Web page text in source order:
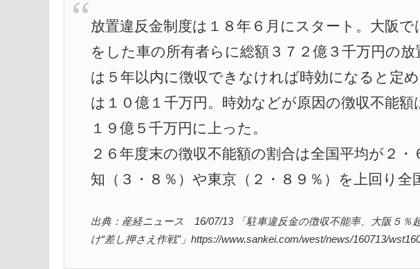
放置違反金制度は１８年６月にスタート。大阪
をした車の所有者らに総額３７２億３千万円の
は５年以内に徴収できなければ時効になると定
は１０億１千万円。時効などが原因の徴収不能
１９億５千万円に上った。
２６年度末の徴収不能額の割合は全国平均が２
知（３・８％）や東京（２・８９％）を上回り全
出典：産経ニュース 16/07/13 「駐車違反金の徴収不能率、大阪５
け“差し押さえ作戦”」https://www.sankei.com/west/news/160713/